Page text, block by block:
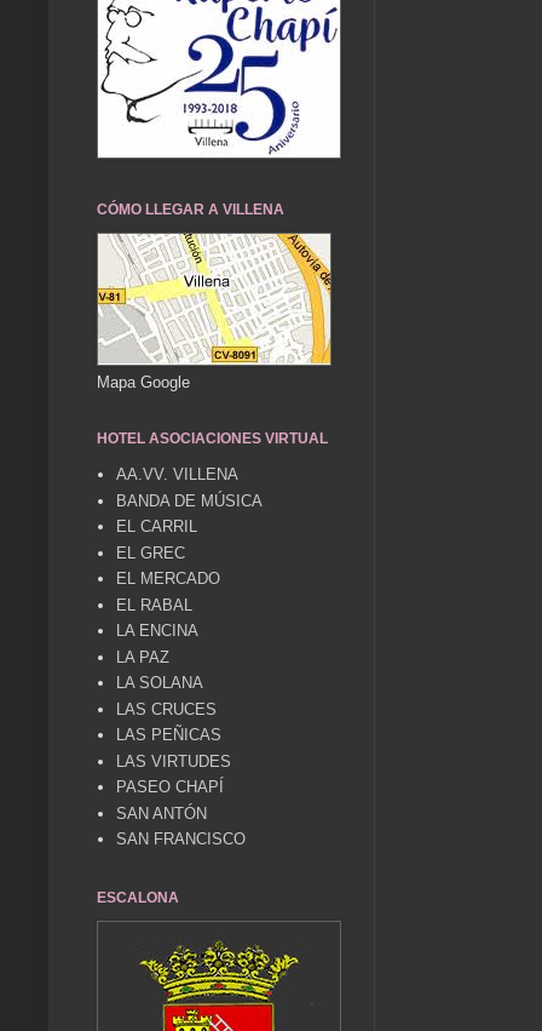
CÓMO LLEGAR A VILLENA
Mapa Google
HOTEL ASOCIACIONES VIRTUAL
AA.VV. VILLENA
BANDA DE MÚSICA
EL CARRIL
EL GREC
EL MERCADO
EL RABAL
LA ENCINA
LA PAZ
LA SOLANA
LAS CRUCES
LAS PEÑICAS
LAS VIRTUDES
PASEO CHAPÍ
SAN ANTÓN
SAN FRANCISCO
ESCALONA